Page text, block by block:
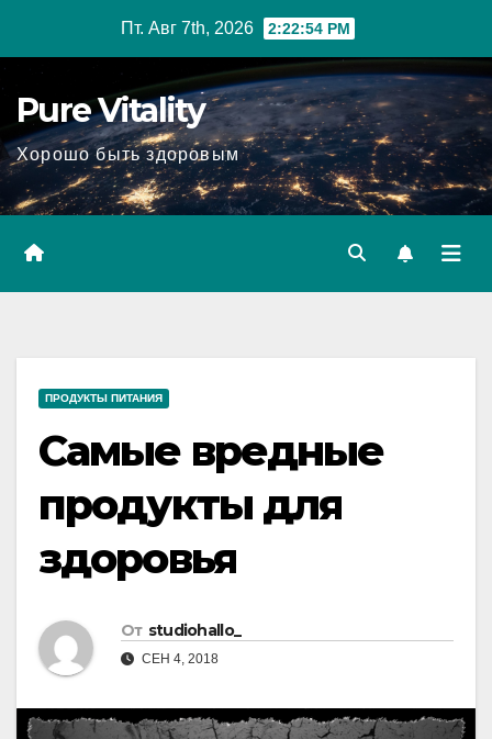
Пт. Авг 7th, 2026 2:22:55 PM
Pure Vitality
Хорошо быть здоровым
ПРОДУКТЫ ПИТАНИЯ
Самые вредные
продукты для
здоровья
От studiohallo_
СЕН 4, 2018